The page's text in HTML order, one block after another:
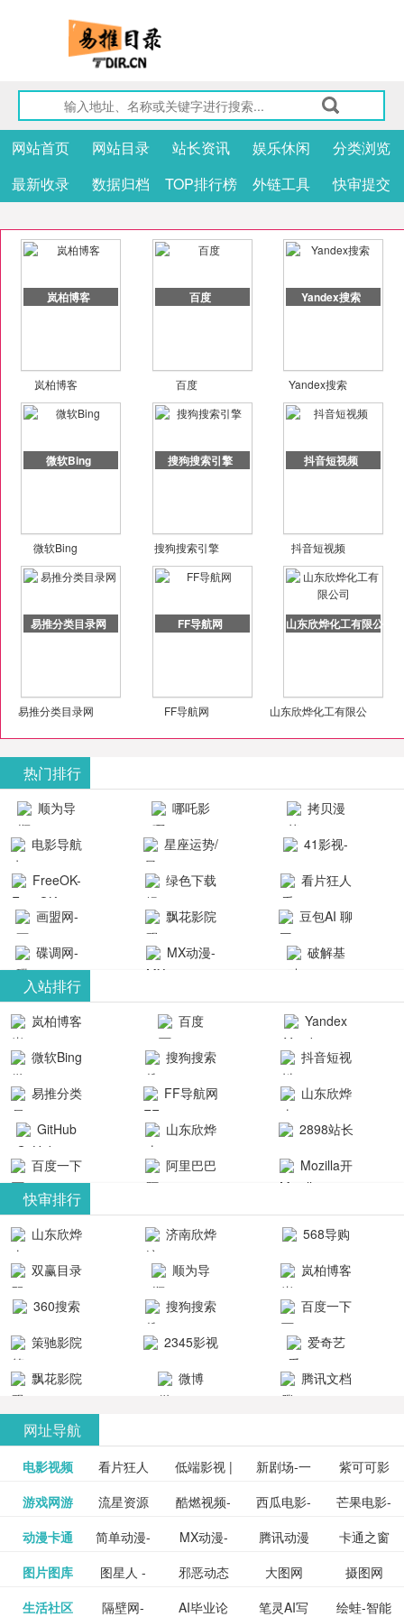
网站首页 网站目录 站长资讯 娱乐休闲
分类浏览
最新收录
数据归档 TOP排行榜 外链工具 快审提交
岚柏博客
岚柏博客
百度
百度
Yandex搜索
Yandex搜索
微软Bing
微软Bing
搜狗搜索引擎
搜狗搜索引擎
抖音短视频
抖音短视频
易推分类目录网
易推分类目录网
FF导航网
FF导航网
山东欣烨化工有限公司
山东欣烨化工有限公
热门排行
顺为导
航-办公运营
哪吒影
院-哪吒影院
提供最新、
最全的高清
电影、电视
剧、动漫和
综艺节目免
费观看。平
台内容丰
富，更新快
速，支持在
线观看，满
足各类影迷
需求，提供
无广告、高
清流畅的观
影体验。
拷贝漫
画-官网
动漫综合
电影导航
- 免费看电影
就来这！ | 快
导航网-免费
看电影就来
这！收录大
量免费看电
影网站！
星座运势/
最星座/美国
神婆星座网
41影视-
聚合最近好
看的电视剧
最新电影网
站-41影视为
成全短剧电
视剧、电视
剧大全、好
看的电视
剧、最新的
电影在线观
看，神马影
最新好看的
剧片、爱情
片、搞笑片
等全新电
影，是影
FreeOK-
FreeOK影视
官网-最新影
视资源|追剧
也很卷
绿色下载
吧
看片狂人
- 高清视频资
源免费在线
观看
画盟网-
画师联盟官
网
_huashilm.com_
动漫综合
飘花影院
网
豆包AI 聊
天智能对话
网页版入口
碟调网-
碟调网为您
提供最新电
视剧和2025
年最新电影
的在线观
看，快来碟
调电影网在
线观看最新
热门影视作
MX动漫-
漫免费在线
观看
破解基
整合当前互
联网最新最
全最优质的
软件免费下
载、资源免
费共享、技
术教程学习
台！整合破
合破解游
戏、整合安
卓破解软件
分享与下
载！旨在打
件共享站、
资源
入站排行
岚柏博客 百度
Yandex
搜索
微软Bing
搜狗搜索
引擎
抖音短视
频
易推分类
目录网
FF导航网
山东欣烨
化工有限公
GitHub
山东欣烨
生物科技有
2898站长
资源平台
百度一下
阿里巴巴
Mozilla开
快审排行
山东欣烨
生物科技有
济南欣烨
科技有限公
568导购
网
双赢目录
顺为导
航-办公运营
岚柏博客
360搜索
搜狗搜索
百度一下
策驰影院
2345影视
大全
爱奇艺
VIP会员
飘花影院
微博 腾讯文档
网址导航
电影视频 看片狂人 低端影视 |
免费高清
在线电影
新剧场-一
个网盘资
源分享小
紫可可影
视-紫可可,
免费提供
泡剧网_最
新电视剧
免费在线
更多>>
游戏网游 流星资源
网-流星蝴
蝶剑官网
酷燃视频-
致力于打
造中国领
西瓜电影-
西瓜视频
网站电影
芒果电影-
芒果TV网
站电影频
豆瓣电影-
豆瓣电影
更多>>
动漫卡通 简单动漫-
日本动画
MX动漫-
最新最全
腾讯动漫
频道
卡通之窗
三毛漫画
网
更多>>
图片图库 图星人 -
设计图片
邪恶动态
图片大全
大图网
摄图网
图行天下
更多>>
生活社区 隔壁网- AI毕业论 笔灵AI写 绘蛙-智能